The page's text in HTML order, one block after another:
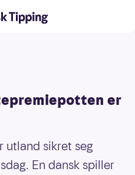
er
utland sikret seg
En dansk spiller